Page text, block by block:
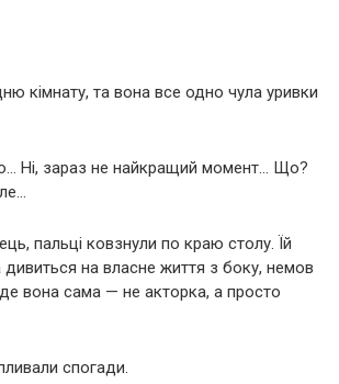
кімнату, та вона все одно чула уривки
Ні, зараз не найкращий момент… Що?
пальці ковзнули по краю столу. Їй
на власне життя з боку, немов
де вона сама — не акторка, а просто
спогади.